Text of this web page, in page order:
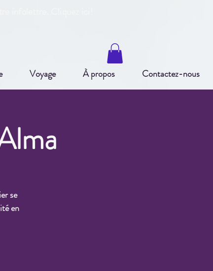
Voyage À propos Contactez-nous
se
en